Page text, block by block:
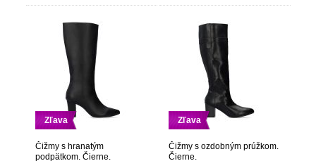
Zľava
Čižmy s hranatým
podpätkom. Čierne.
Zľava
Čižmy s ozdobným prúžkom.
Čierne.